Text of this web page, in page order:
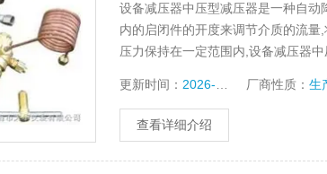
设备减压器中压型减压器是一种自
内的启闭件的开度来调节介质的流
压力保持在一定范围内,设备减压器
更新时间： 2026-07-17 厂商性质：生
查看详细介绍